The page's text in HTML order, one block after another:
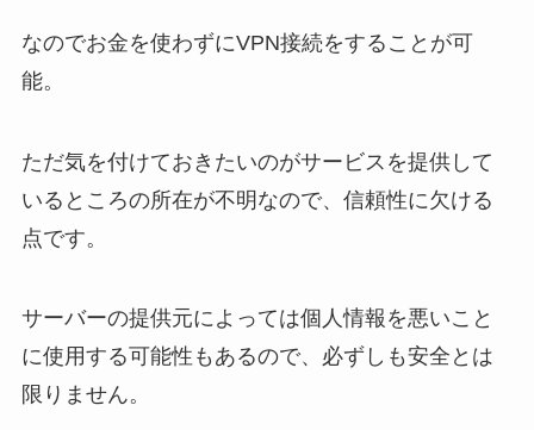
なのでお金を使わずにVPN接続をすることが可
能。
ただ気を付けておきたいのがサービスを提供して
いるところの所在が不明なので、信頼性に欠ける
点です。
サーバーの提供元によっては個人情報を悪いこと
に使用する可能性もあるので、必ずしも安全とは
限りません。